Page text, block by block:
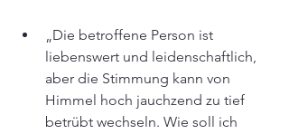
„Die betroffene Person ist
liebenswert und leidenschaftlich,
aber die Stimmung kann von
Himmel hoch jauchzend zu tief
betrübt wechseln. Wie soll ich